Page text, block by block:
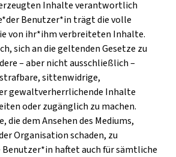
Inhalte verantwortlich
Benutzer*in trägt die volle
von ihr*ihm verbreiteten Inhalte.
sich an die geltenden Gesetze zu
– aber nicht ausschließlich –
sittenwidrige,
gewaltverherrlichende Inhalte
oder zugänglich zu machen.
die dem Ansehen des Mediums,
Organisation schaden, zu
Benutzer*in haftet auch für sämtliche